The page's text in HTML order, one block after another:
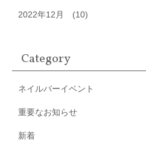
2022年12月 (10)
Category
ネイルバーイベント
重要なお知らせ
新着